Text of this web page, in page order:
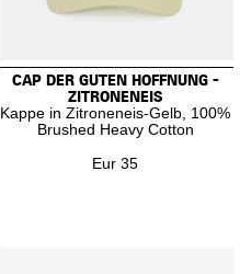
CAP DER GUTEN HOFFNUNG -
ZITRONENEIS
Kappe in Zitroneneis-Gelb, 100%
Brushed Heavy Cotton
Eur 35